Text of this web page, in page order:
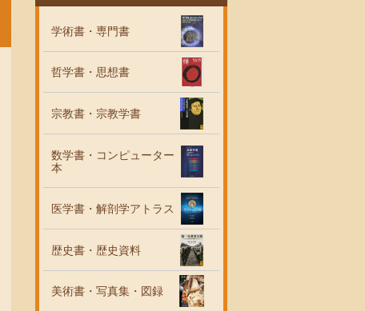
学術書・専門書
哲学書・思想書
宗教書・宗教学書
数学書・コンピューター
本
医学書・解剖学アトラス
歴史書・歴史資料
美術書・写真集・図録